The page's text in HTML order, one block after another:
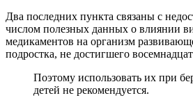
Два последних пункта связаны с
числом полезных данных о влиянии
медикаментов на организм
подростка, не достигшего
Поэтому использовать их при
детей не рекомендуется.